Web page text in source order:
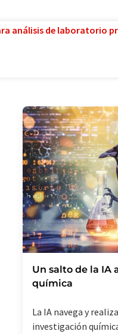
análisis de laboratorio
Un salto de la IA
química
La IA navega y
investigación